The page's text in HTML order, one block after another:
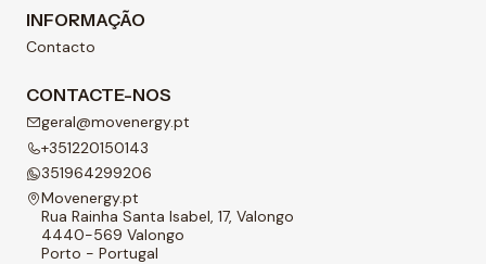
INFORMAÇÃO
Contacto
CONTACTE-NOS
geral@movenergy.pt
+351220150143
351964299206
Movenergy.pt
Rua Rainha Santa Isabel, 17, Valongo
4440-569 Valongo
Porto - Portugal